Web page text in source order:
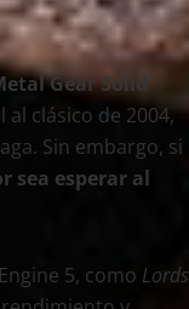
Gear Solid
clásico de 2004,
Sin embargo, si
sea esperar al
5, como Lords